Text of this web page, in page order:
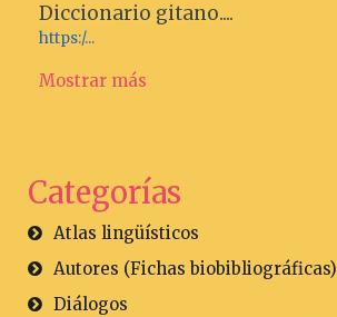
Diccionario gitano....
https:/...
Mostrar más
Categorías
Atlas lingüísticos
Autores (Fichas biobibliográficas)
Diálogos